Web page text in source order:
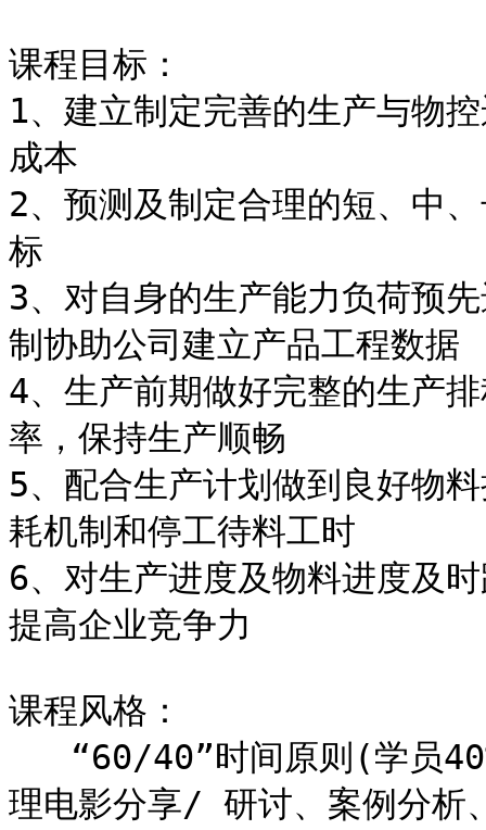
课程目标：
1、建立制定完善的生产与物
成本
2、预测及制定合理的短、中
标
3、对自身的生产能力负荷预
制协助公司建立产品工程数据
4、生产前期做好完整的生产
率，保持生产顺畅
5、配合生产计划做到良好物
耗机制和停工待料工时
6、对生产进度及物料进度及
提高企业竞争力
课程风格：
理电影分享/ 研讨、案例分析